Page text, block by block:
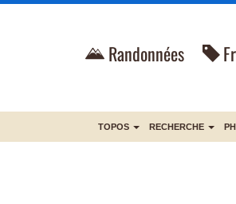
Randonnées
TOPOS RECHERCHE